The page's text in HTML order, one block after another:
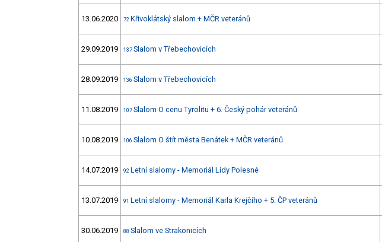
13.06.2020 72 Křivoklátský slalom + MČR veteránů
29.09.2019 137 Slalom v Třebechovicích
28.09.2019 136 Slalom v Třebechovicích
11.08.2019 107 Slalom O cenu Tyrolitu + 6. Český pohár veteránů
10.08.2019 106 Slalom O štít města Benátek + MČR veteránů
14.07.2019 92 Letní slalomy - Memoriál Lídy Polesné
13.07.2019 91 Letní slalomy - Memoriál Karla Krejčího + 5. ČP veteránů
30.06.2019 88 Slalom ve Strakonicích